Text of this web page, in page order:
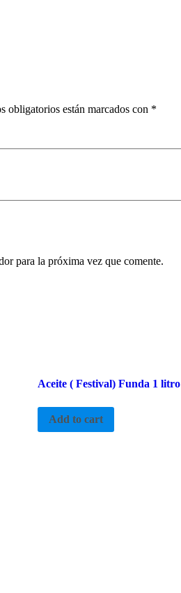
obligatorios están marcados con *
para la próxima vez que comente.
Aceite ( Festival) Funda 1 litro
Add to cart